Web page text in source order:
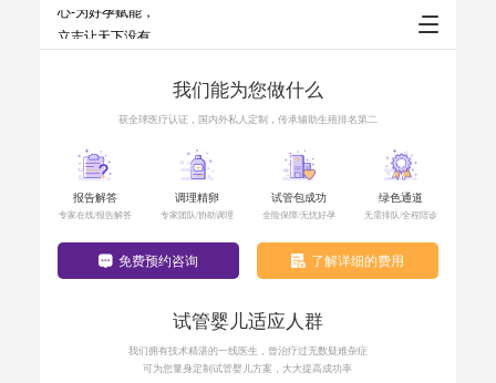
我们能为您做什么
获全球医疗认证，国内外私人定制，传承辅助生殖排名第二
报告解答
专家在线/报告解答
调理精卵
专家团队/协助调理
试管包成功
全险保障/无忧好孕
绿色通道
无需排队/全程陪诊
免费预约咨询 了解详细的费用
试管婴儿适应人群
我们拥有技术精湛的一线医生，曾治疗过无数疑难杂症
可为您量身定制试管婴儿方案，大大提高成功率